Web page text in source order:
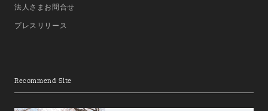
法人さまお問合せ
プレスリリース
Recommend Site